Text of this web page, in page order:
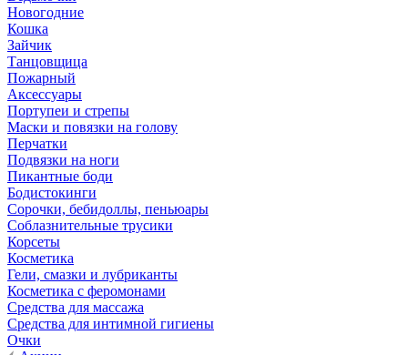
Новогодние
Кошка
Зайчик
Танцовщица
Пожарный
Аксессуары
Портупеи и стрепы
Маски и повязки на голову
Перчатки
Подвязки на ноги
Пикантные боди
Бодистокинги
Сорочки, бебидоллы, пеньюары
Соблазнительные трусики
Корсеты
Косметика
Гели, смазки и лубриканты
Косметика с феромонами
Средства для массажа
Средства для интимной гигиены
Очки